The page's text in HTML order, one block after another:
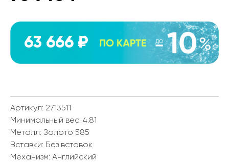
63 666 ₽
Артикул: 2713511
Минимальный вес: 4.81
Металл: Золото 585
Вставки: Без вставок
Механизм: Английский